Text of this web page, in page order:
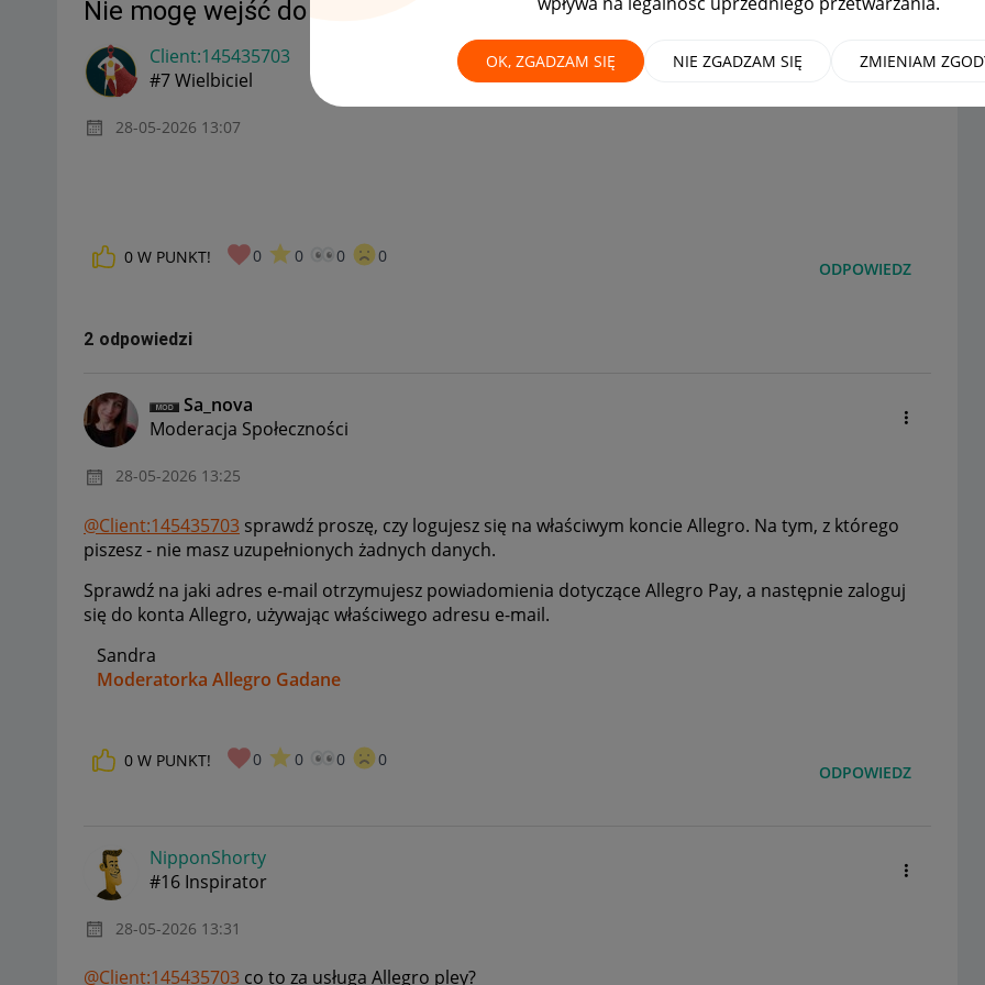
OK, ZGADZAM SIĘ NIE ZGADZAM SIĘ ZMIENIAM
Nie mogę wejść do allegro pley i opłacić za zakupy
Client:145435703
#7 Wielbiciel
‎28-05-2026 13:07
0 W PUNKT! 0 0 0 0
ODPOWIEDZ
2 odpowiedzi
Sa_nova
Moderacja Społeczności
‎28-05-2026 13:25
@Client:145435703 sprawdź proszę, czy logujesz się na właściwym koncie Allegro. Na tym, z którego
piszesz - nie masz uzupełnionych żadnych danych.
Sprawdź na jaki adres e-mail otrzymujesz powiadomienia dotyczące Allegro Pay, a następnie zaloguj
się do konta Allegro, używając właściwego adresu e-mail.
Sandra
Moderatorka Allegro Gadane
0 W PUNKT! 0 0 0 0
ODPOWIEDZ
NipponShorty
#16 Inspirator
‎28-05-2026 13:31
@Client:145435703 co to za usługa Allegro pley?